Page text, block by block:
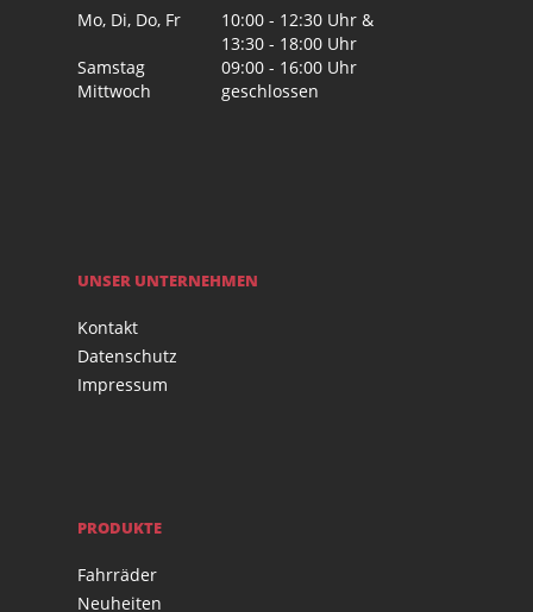
Mo, Di, Do, Fr
10:00 - 12:30 Uhr &
13:30 - 18:00 Uhr
Samstag
09:00 - 16:00 Uhr
Mittwoch
geschlossen
UNSER UNTERNEHMEN
Kontakt
Datenschutz
Impressum
PRODUKTE
Fahrräder
Neuheiten